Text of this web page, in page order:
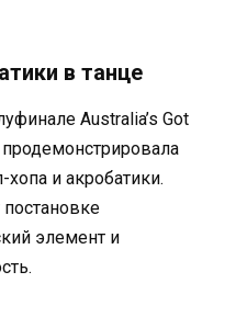
в танце
Australia’s Got
хопа и акробатики.
элемент и